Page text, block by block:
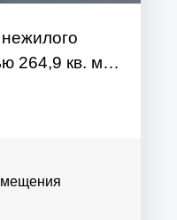
264,9 кв. м
78,